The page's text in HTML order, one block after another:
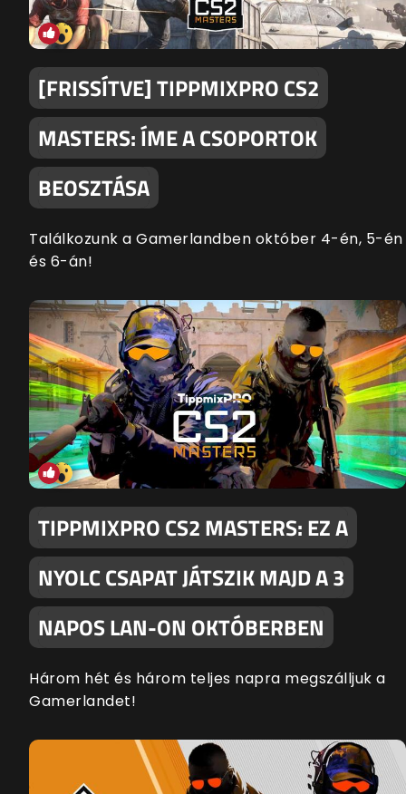
[FRISSÍTVE] TIPPMIXPRO CS2
MASTERS: ÍME A CSOPORTOK
BEOSZTÁSA
Találkozunk a Gamerlandben október 4-én, 5-én
és 6-án!
TIPPMIXPRO CS2 MASTERS: EZ A
NYOLC CSAPAT JÁTSZIK MAJD A 3
NAPOS LAN-ON OKTÓBERBEN
Három hét és három teljes napra megszálljuk a
Gamerlandet!